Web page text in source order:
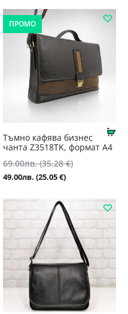
ПРОМО
Тъмно кафява бизнес
чанта Z3518TK, формат А4
69.00лв. (35.28 €)Original
69.00лв.
€).
49.00лв. (25.05 €)Текущата
49.00лв.
(25.05
€).